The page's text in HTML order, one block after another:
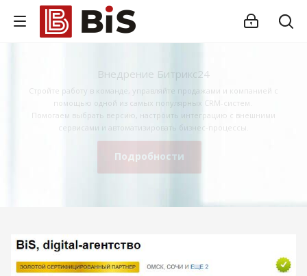
Внедрение Битрикс24
Стройте работу в команде, управляйте продажами и компанией с
помощью одной из самых популярных CRM-систем.
Помогаем выбрать версию, настроить интеграцию с внешними
сервисами и автоматизировать бизнес-процессы.
Подробности